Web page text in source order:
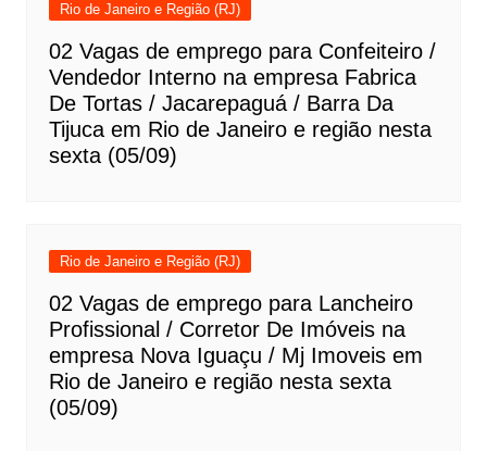
Rio de Janeiro e Região (RJ)
02 Vagas de emprego para Confeiteiro /
Vendedor Interno na empresa Fabrica
De Tortas / Jacarepaguá / Barra Da
Tijuca em Rio de Janeiro e região nesta
sexta (05/09)
Rio de Janeiro e Região (RJ)
02 Vagas de emprego para Lancheiro
Profissional / Corretor De Imóveis na
empresa Nova Iguaçu / Mj Imoveis em
Rio de Janeiro e região nesta sexta
(05/09)